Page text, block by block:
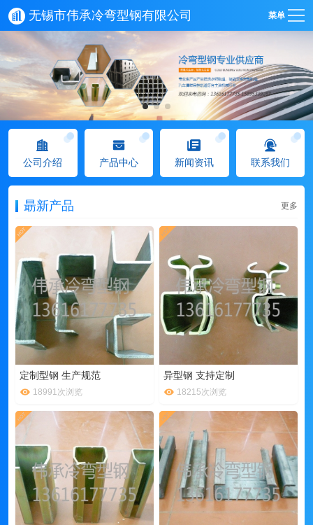
无锡市伟承冷弯型钢有限公司 菜单
公司介绍 产品中心 新闻资讯 联系我们
朂新产品 更多
定制型钢 生产规范
18991次浏览
异型钢 支持定制
18215次浏览